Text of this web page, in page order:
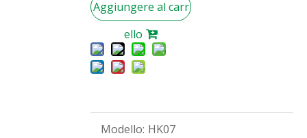
Aggiungere al carr
ello
Modello: HK07